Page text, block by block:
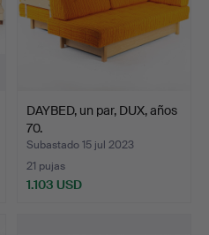
DAYBED, un par, DUX, años
70.
Subastado 15 jul 2023
21 pujas
1.103 USD